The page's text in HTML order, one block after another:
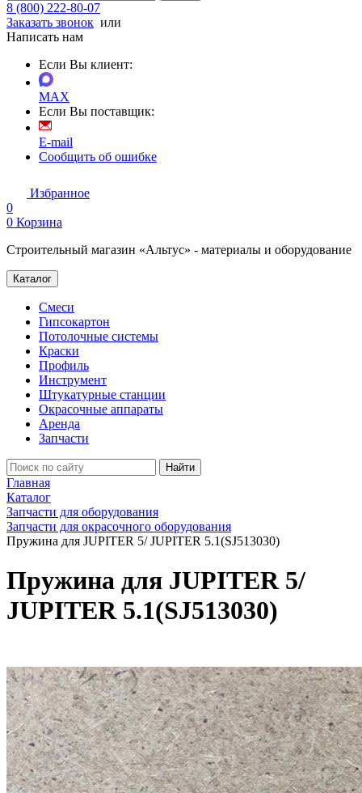
8 (800) 222-80-07
Заказать звонок или
Написать нам
Если Вы клиент:
MAX
Если Вы поставщик:
E-mail
Сообщить об ошибке
Избранное
0
0 Корзина
Строительный магазин «Альтус» - материалы и оборудование
Каталог
Смеси
Гипсокартон
Потолочные системы
Краски
Профиль
Инструмент
Штукатурные станции
Окрасочные аппараты
Аренда
Запчасти
Найти
Главная
Каталог
Запчасти для оборудования
Запчасти для окрасочного оборудования
Пружина для JUPITER 5/ JUPITER 5.1(SJ513030)
Пружина для JUPITER 5/
JUPITER 5.1(SJ513030)